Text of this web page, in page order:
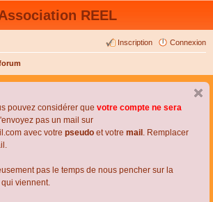
REEL
Connexion
Inscription
pouvez considérer que votre compte ne sera
pas un mail sur
avec votre pseudo et votre mail . Remplacer
pas le temps de nous pencher sur la
viennent.